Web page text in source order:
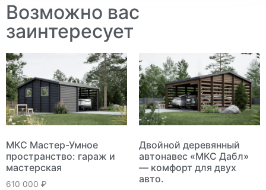
Возможно вас
заинтересует
МКС Мастер-Умное
пространство: гараж и
мастерская
610 000 ₽
Двойной деревянный
автонавес «МКС Дабл»
— комфорт для двух
авто.